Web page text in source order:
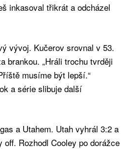
inkasoval třikrát a odcházel
vývoj. Kučerov srovnal v 53.
brankou. „Hráli trochu tvrději
musíme být lepší.“
a série slibuje další
a Utahem. Utah vyhrál 3:2 a
Rozhodl Cooley po dorážce